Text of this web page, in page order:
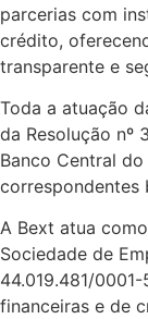
parcerias com
crédito,
transparente e
Toda a atuação
da Resolução nº
Banco Central
correspondentes
A Bext atua
Sociedade de
44.019.481/
financeiras e de